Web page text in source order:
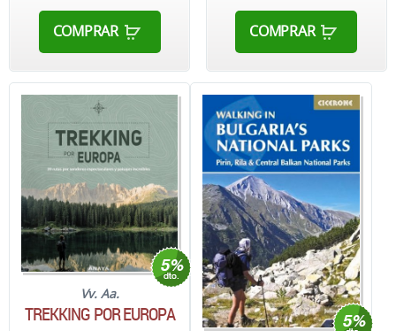
COMPRAR COMPRAR
Vv. Aa.
TREKKING POR EUROPA